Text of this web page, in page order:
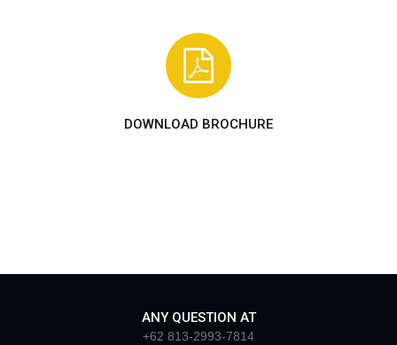
DOWNLOAD BROCHURE
ANY QUESTION AT
+62 813-2993-7814